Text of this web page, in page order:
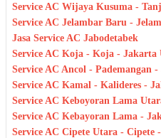
Service AC Wijaya Kusuma -
Service AC Jelambar Baru -
Jasa Service AC Jabodetabek
Service AC Koja - Koja - Jakarta
Service AC Ancol - Pademangan
Service AC Kamal - Kalideres -
Service AC Keboyoran Lama
Service AC Kebayoran Lama -
Service AC Cipete Utara - Cipete